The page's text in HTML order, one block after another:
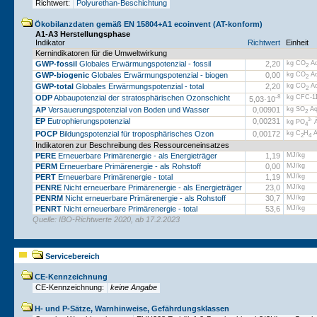
Richtwert:
Polyurethan-Beschichtung
Ökobilanzdaten gemäß EN 15804+A1 ecoinvent (AT-konform)
A1-A3 Herstellungsphase
Indikator
Richtwert
Einheit
Kernindikatoren für die Umweltwirkung
GWP-fossil Globales Erwärmungspotenzial - fossil 2,20 kg CO2
GWP-biogenic Globales Erwärmungspotenzial - biogen 0,00 kg CO2
GWP-total Globales Erwärmungspotenzial - total 2,20 kg CO2
ODPAbbaupotenzial der stratosphärischen Ozonschicht 5,03·10-8 kg CFC-
AP Versauerungspotenzial von Boden und Wasser 0,00901 kg SO2
EP Eutrophierungspotenzial 0,00231 kg PO4
3-
POCP Bildungspotenzial für troposphärisches Ozon 0,00172 kg C2H 4
Indikatoren zur Beschreibung des Ressourceneinsatzes
PERE Erneuerbare Primärenergie - als Energieträger 1,19 MJ/kg
PERM Erneuerbare Primärenergie - als Rohstoff 0,00 MJ/kg
PERT Erneuerbare Primärenergie - total 1,19 MJ/kg
PENRE Nicht erneuerbare Primärenergie - als Energieträger 23,0 MJ/kg
PENRM Nicht erneuerbare Primärenergie - als Rohstoff 30,7 MJ/kg
PENRT Nicht erneuerbare Primärenergie - total 53,6 MJ/kg
Quelle: IBO-Richtwerte 2020, ab 17.2.2023
Servicebereich
CE-Kennzeichnung
CE-Kennzeichnung:
keine Angabe
H- und P-Sätze, Warnhinweise, Gefährdungsklassen